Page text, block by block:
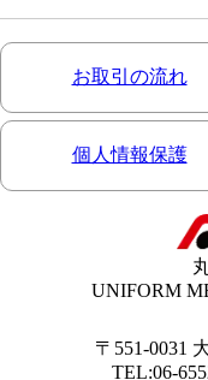
お取引の流れ
個人情報保護
UNIFORM
〒551-0031
TEL:06-